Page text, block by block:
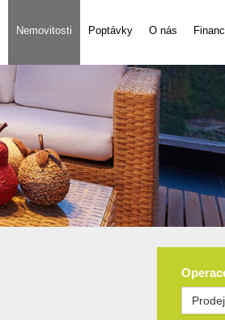
Nemovitosti Poptávky O nás